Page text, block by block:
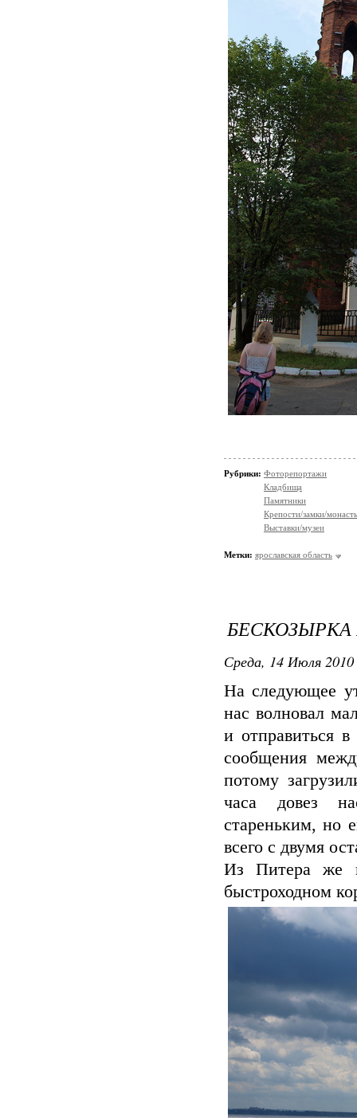
Рубрики: Фоторепортажи
Кладбища
Памятники
Крепости/замки/
Выставки/музеи
Метки: ярославская область
Среда, 14 Июля
На следующее
нас волновал
и отправиться
сообщения
потому
часа довез
стареньким, но
всего с двумя
Из Питера же
быстроходном